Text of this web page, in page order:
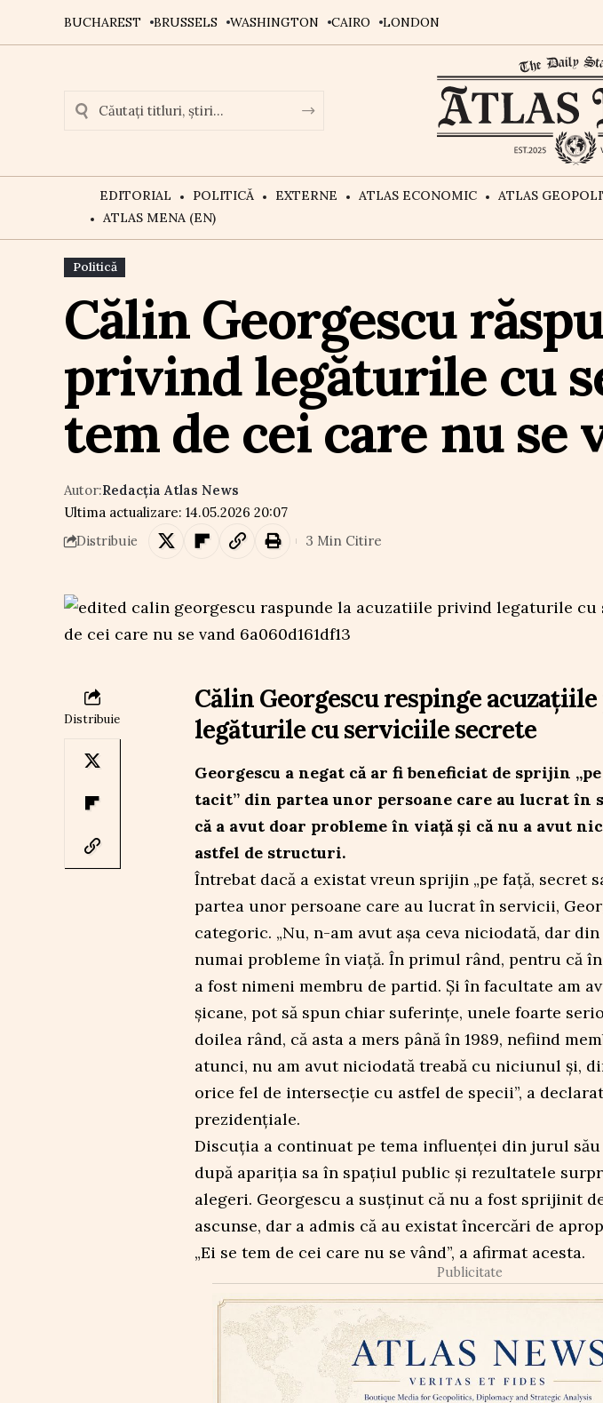
BUCHAREST BRUSSELS WASHINGTON CAIRO LONDON
EDITORIAL POLITICĂ EXTERNE ATLAS ECONOMIC ATLAS
ATLAS MENA (EN)
Politică
Călin Georgescu
privind legăturile cu
tem de cei care nu se
Ultima actualizare: 14.05.2026 20:07
Autor:Redacția Atlas News
Distribuie 3 Min Citire
Distribuie
Călin Georgescu respinge
legăturile cu serviciile secrete
Georgescu a negat că ar fi beneficiat de sprijin
tacit” din partea unor persoane care au lucrat în
că a avut doar probleme în viață și că nu a avut
astfel de structuri.
Întrebat dacă a existat vreun sprijin „pe față, secret
partea unor persoane care au lucrat în servicii,
categoric. „Nu, n-am avut așa ceva niciodată, dar
numai probleme în viață. În primul rând, pentru că
a fost nimeni membru de partid. Și în facultate am
șicane, pot să spun chiar suferințe, unele foarte
doilea rând, că asta a mers până în 1989, nefiind
atunci, nu am avut niciodată treabă cu niciunul și,
orice fel de intersecție cu astfel de specii”, a
prezidențiale.
Discuția a continuat pe tema influenței din jurul
după apariția sa în spațiul public și rezultatele
alegeri. Georgescu a susținut că nu a fost sprijinit
ascunse, dar a admis că au existat încercări de
„Ei se tem de cei care nu se vând”, a afirmat acesta.
Publicitate